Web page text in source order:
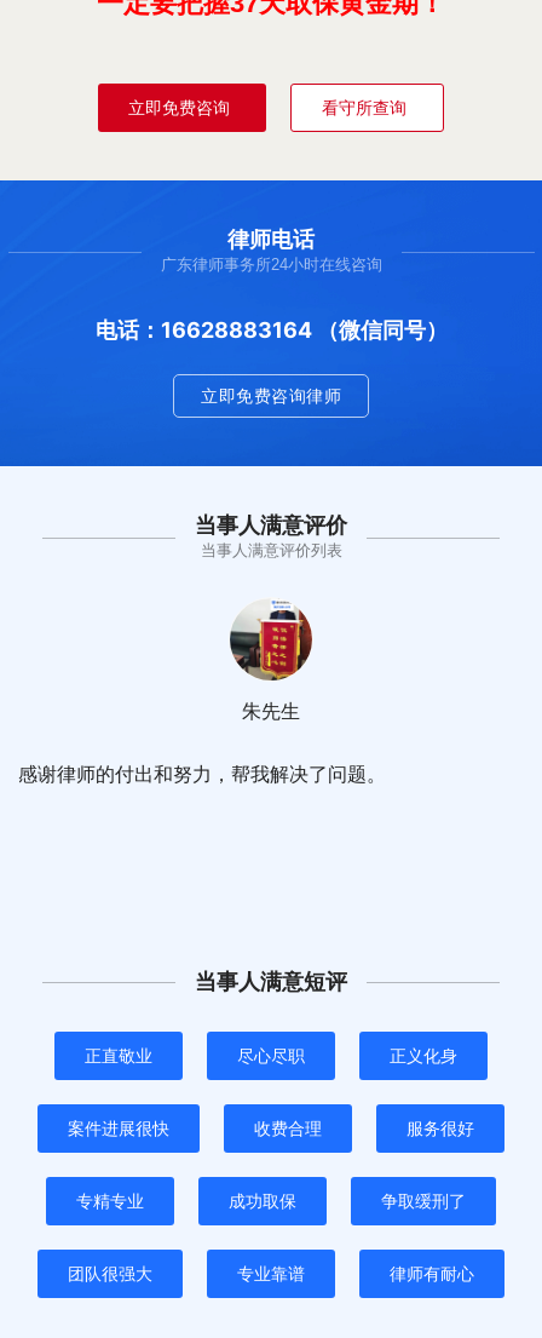
立即免费咨询 看守所查询
律师电话
广东律师事务所24小时在线咨询
电话：16628883164 （微信同号）
立即免费咨询律师
当事人满意评价
当事人满意评价列表
感谢律师的付出和努力，帮我解决了问题。
朱先生
当事人满意短评
正直敬业 尽心尽职 正义化身
案件进展很快 收费合理 服务很好
专精专业 成功取保 争取缓刑了
团队很强大 专业靠谱 律师有耐心